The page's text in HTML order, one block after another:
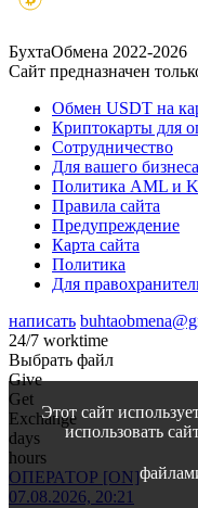
БухтаОбмена 2022-2026
Сайт предназначен
Обмен USDT на
Криптокарты для
Сотрудничество
Для вашего бизнеса
Политика AML и
Правила сайта
Предупреждение
Карта сайта
Политика
Для
написать
24/7 worktime
Выбрать файл
Give
Get
Exchange
days
hours
ОПЕРАТОР [ON]
07.08.2026, 20:21
Этот сайт
использовать